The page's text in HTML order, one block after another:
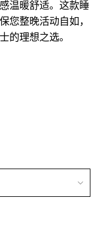
温暖舒适。这款睡
您整晚活动自如，
的理想之选。